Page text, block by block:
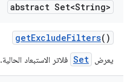
abstract Set<String>
getExcludeFilters()
يعرض Set فلاتر الاستبعاد الحالية.